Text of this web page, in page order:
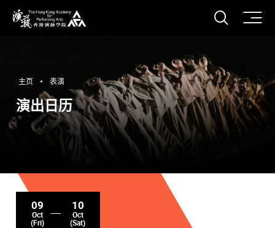
打开
主页 表演
演出日历
09
Oct
(Fri)
10
Oct
(Sat)